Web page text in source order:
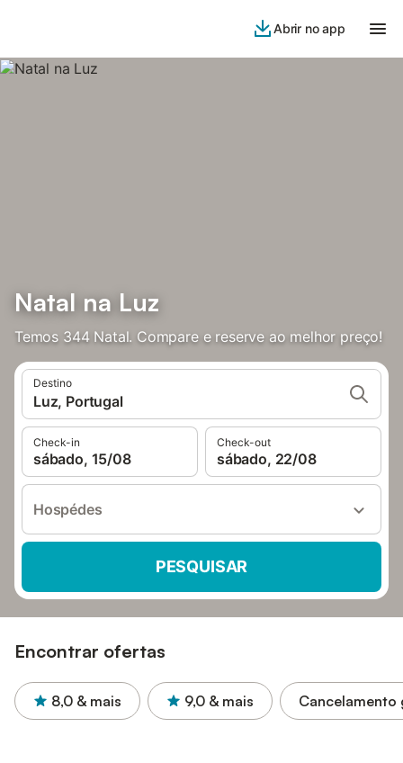
Abrir no app
Natal na Luz
Temos 344 Natal. Compare e reserve ao melhor preço!
Destino
Luz, Portugal
Check-in
sábado, 15/08
Check-out
sábado, 22/08
Hospédes
PESQUISAR
Encontrar ofertas
8,0 & mais 9,0 & mais Cancelamento